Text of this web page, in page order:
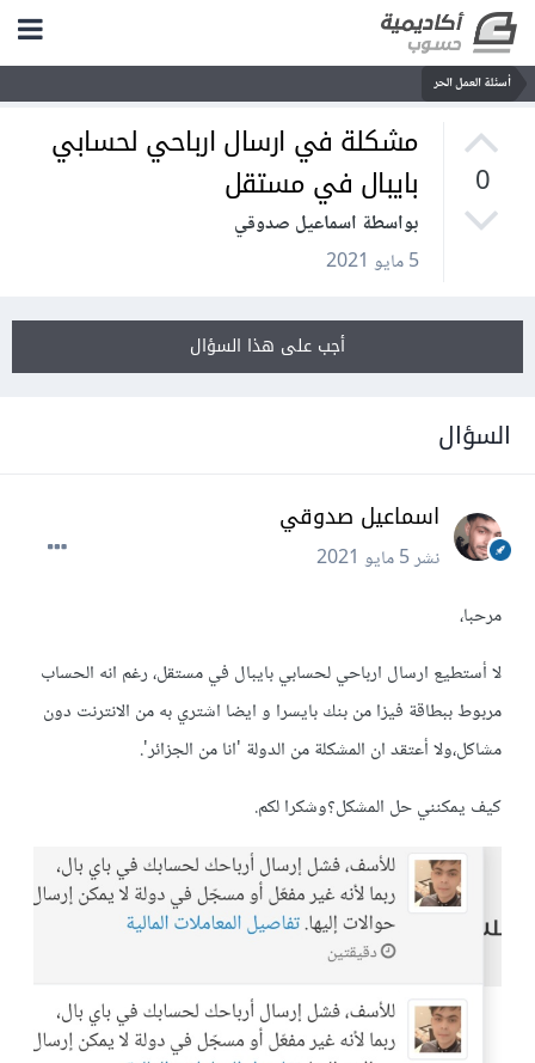
أسئلة العمل الحر
0
مشكلة في ارسال ارباحي لحسابي
بايبال في مستقل
بواسطة اسماعيل صدوقي
5 مايو 2021
أجب على هذا السؤال
السؤال
اسماعيل صدوقي
نشر5 مايو 2021
مرحبا،
لا أستطيع ارسال ارباحي لحسابي بايبال في مستقل، رغم انه الحساب
مربوط ببطاقة فيزا من بنك بايسرا و ايضا اشتري به من الانترنت دون
مشاكل،ولا أعتقد ان المشكلة من الدولة 'انا من الجزائر'.
كيف يمكنني حل المشكل؟وشكرا لكم.